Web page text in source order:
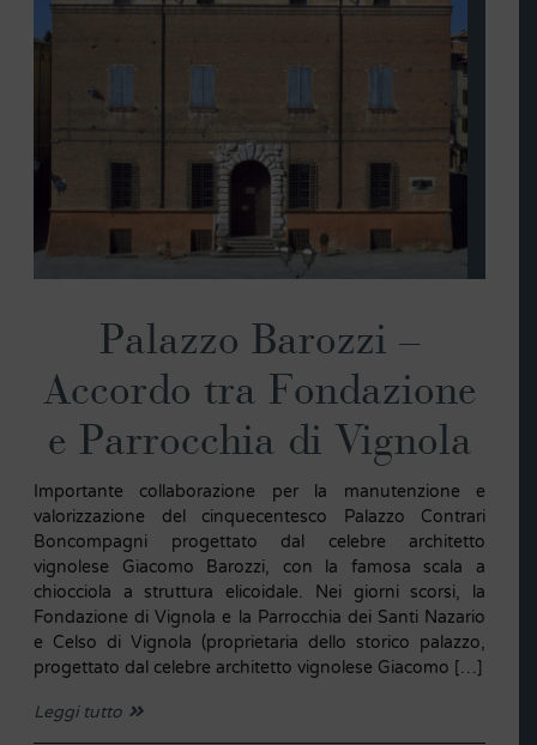
Palazzo Barozzi –
Accordo tra Fondazione
e Parrocchia di Vignola
Importante collaborazione per la manutenzione e
valorizzazione del cinquecentesco Palazzo Contrari
Boncompagni progettato dal celebre architetto
vignolese Giacomo Barozzi, con la famosa scala a
chiocciola a struttura elicoidale. Nei giorni scorsi, la
Fondazione di Vignola e la Parrocchia dei Santi Nazario
e Celso di Vignola (proprietaria dello storico palazzo,
progettato dal celebre architetto vignolese Giacomo […]
Leggi tutto